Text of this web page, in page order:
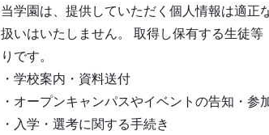
当学園は、提供していただく個人情報は適正
扱いはいたしません。 取得し保有する生徒
りです。
・学校案内・資料送付
・オープンキャンパスやイベントの告知・参
・入学・選考に関する手続き